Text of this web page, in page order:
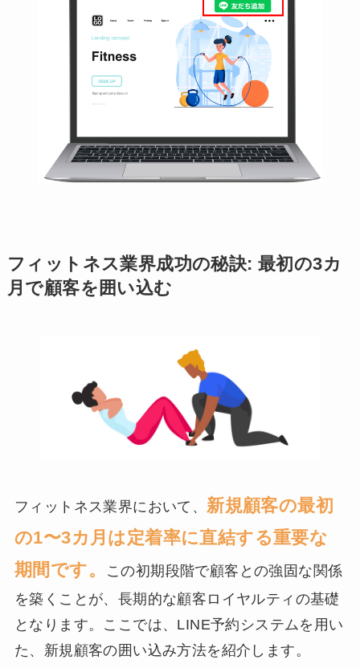
フィットネス業界成功の秘訣: 最初の3カ
月で顧客を囲い込む
フィットネス業界において、 新規顧客の最初
の1〜3カ月は定着率に直結する重要な
期間です。
この初期段階で顧客との強固な関係
を築くことが、長期的な顧客ロイヤルティの基礎
となります。ここでは、LINE予約システムを用い
た、新規顧客の囲い込み方法を紹介します。